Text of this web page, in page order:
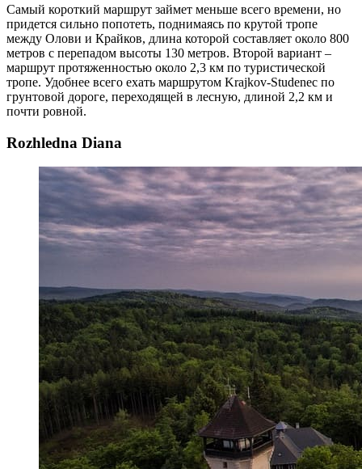
Самый короткий маршрут займет меньше всего времени, но
придется сильно попотеть, поднимаясь по крутой тропе
между Олови и Крайков, длина которой составляет около 800
метров с перепадом высоты 130 метров. Второй вариант –
маршрут протяженностью около 2,3 км по туристической
тропе. Удобнее всего ехать маршрутом Krajkov-Studenec по
грунтовой дороге, переходящей в лесную, длиной 2,2 км и
почти ровной.
Rozhledna Diana